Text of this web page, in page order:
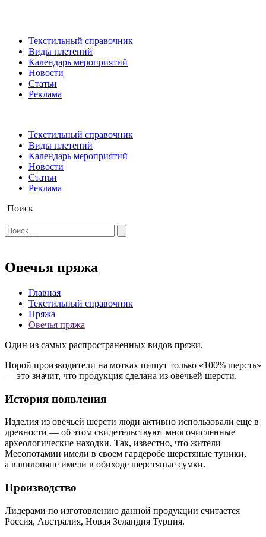
Текстильный справочник
Виды плетений
Календарь мероприятий
Новости
Статьи
Реклама
Текстильный справочник
Виды плетений
Календарь мероприятий
Новости
Статьи
Реклама
Поиск
Овечья пряжа
Главная
Текстильный справочник
Пряжа
Овечья пряжа
Один из самых распространенных видов пряжи.
Порой производители на мотках пишут только «100% шерсть»
— это значит, что продукция сделана из овечьей шерсти.
История появления
Изделия из овечьей шерсти люди активно использовали еще в
древности — об этом свидетельствуют многочисленные
археологические находки. Так, известно, что жители
Месопотамии имели в своем гардеробе шерстяные туники,
а вавилоняне имели в обиходе шерстяные сумки.
Производство
Лидерами по изготовлению данной продукции считается
Россия, Австралия, Новая Зеландия Турция.